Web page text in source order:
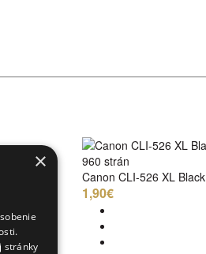
960 strán
Canon CLI-526 XL Black
1,90€
×
stránky